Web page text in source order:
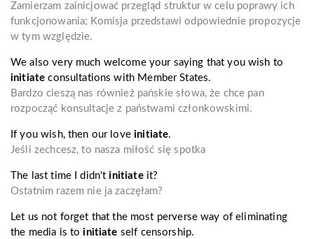
Zamierzam zainicjować przegląd struktur w celu poprawy ich
funkcjonowania; Komisja przedstawi odpowiednie propozycje
w tym względzie.
We also very much welcome your saying that you wish to
initiate consultations with Member States.
Bardzo cieszą nas również pańskie słowa, że chce pan
rozpocząć konsultacje z państwami członkowskimi.
If you wish, then our loveinitiate.
Jeśli zechcesz, to nasza miłość się spotka
The last time I didn'tinitiateit?
Ostatnim razem nie ja zaczęłam?
Let us not forget that the most perverse way of eliminating
the media is toinitiate self censorship.